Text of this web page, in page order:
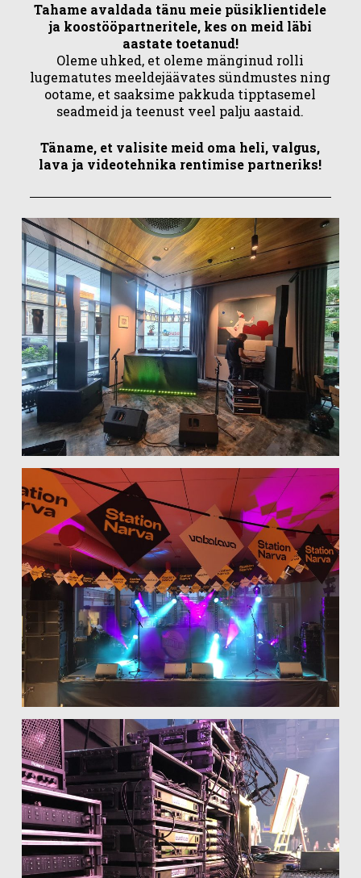
Tahame avaldada tänu meie püsiklientidele
ja koostööpartneritele, kes on meid läbi
aastate toetanud!
Oleme uhked, et oleme mänginud rolli
lugematutes meeldejäävates sündmustes ning
ootame, et saaksime pakkuda tipptasemel
seadmeid ja teenust veel palju aastaid.
Täname, et valisite meid oma heli, valgus,
lava ja videotehnika rentimise partneriks!